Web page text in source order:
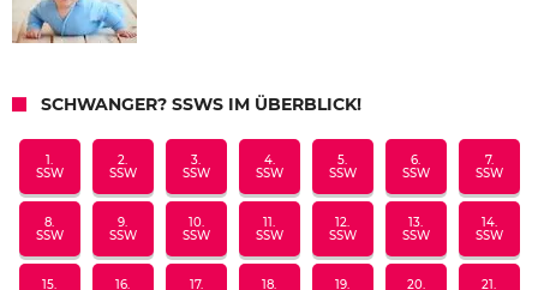
SCHWANGER? SSWS IM ÜBERBLICK!
1.
SSW
2.
SSW
3.
SSW
4.
SSW
5.
SSW
6.
SSW
7.
SSW
8.
SSW
9.
SSW
10.
SSW
11.
SSW
12.
SSW
13.
SSW
14.
SSW
15.
16.
17.
18.
19.
20.
21.